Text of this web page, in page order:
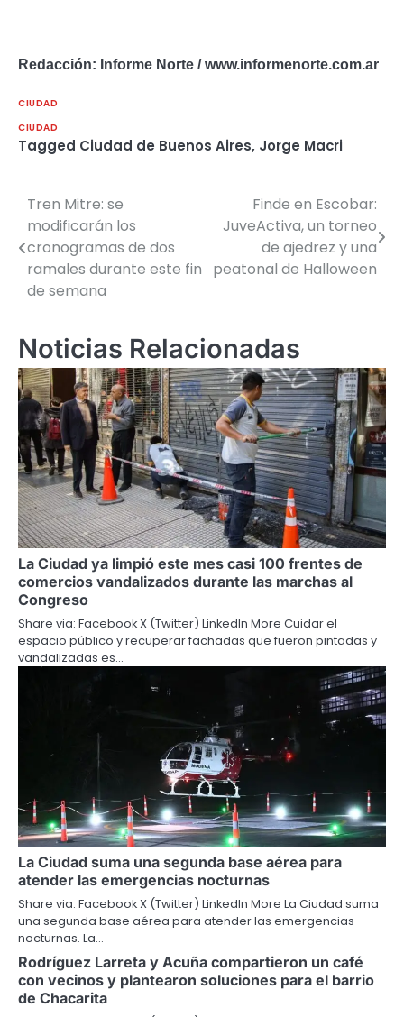
Redacción: Informe Norte / www.informenorte.com.ar
CIUDAD
CIUDAD
Tagged Ciudad de Buenos Aires, Jorge Macri
Navegación
de
entradas
Tren Mitre: se
modificarán los
cronogramas de dos
ramales durante este fin
de semana
Finde en Escobar:
JuveActiva, un torneo
de ajedrez y una
peatonal de Halloween
Noticias Relacionadas
La Ciudad ya limpió este mes casi 100 frentes de
comercios vandalizados durante las marchas al
Congreso
Share via: Facebook X (Twitter) LinkedIn More Cuidar el
espacio público y recuperar fachadas que fueron pintadas y
vandalizadas es…
La Ciudad suma una segunda base aérea para
atender las emergencias nocturnas
Share via: Facebook X (Twitter) LinkedIn More La Ciudad suma
una segunda base aérea para atender las emergencias
nocturnas. La…
Rodríguez Larreta y Acuña compartieron un café
con vecinos y plantearon soluciones para el barrio
de Chacarita